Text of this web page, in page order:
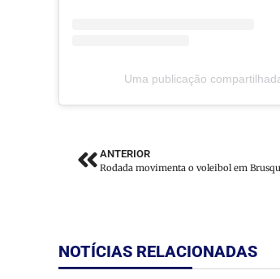
Uma publicação
ANTERIOR
NOTÍCIAS RELACIONADAS